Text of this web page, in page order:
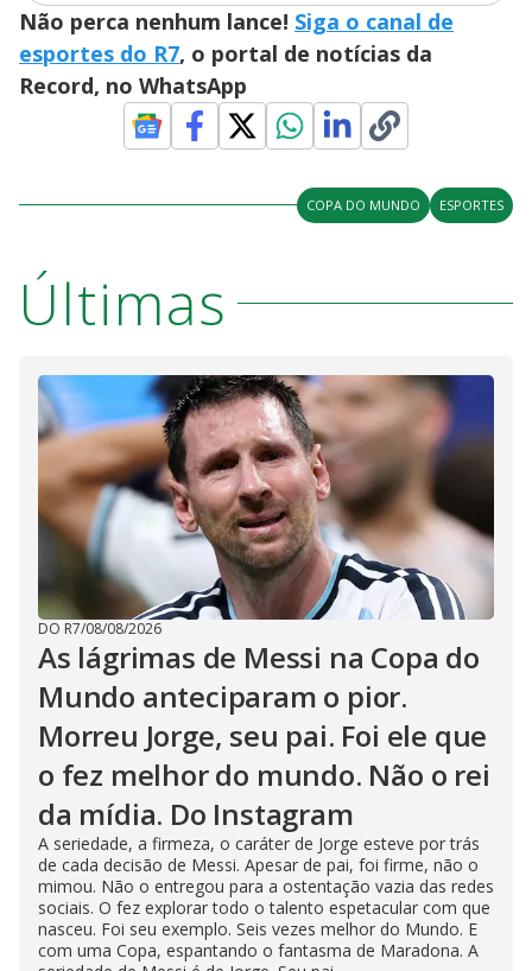
Não perca nenhum lance! Siga o canal de
esportes do R7, o portal de notícias da
Record, no WhatsApp
COPA DO MUNDO ESPORTES
Últimas
DO R7/08/08/2026
As lágrimas de Messi na Copa do
Mundo anteciparam o pior.
Morreu Jorge, seu pai. Foi ele que
o fez melhor do mundo. Não o rei
da mídia. Do Instagram
A seriedade, a firmeza, o caráter de Jorge esteve por trás
de cada decisão de Messi. Apesar de pai, foi firme, não o
mimou. Não o entregou para a ostentação vazia das redes
sociais. O fez explorar todo o talento espetacular com que
nasceu. Foi seu exemplo. Seis vezes melhor do Mundo. E
com uma Copa, espantando o fantasma de Maradona. A